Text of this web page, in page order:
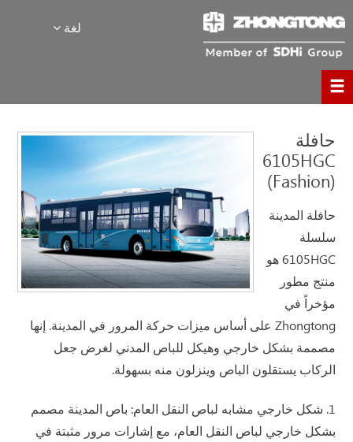
لغة
حافلة
6105HGC
(Fashion)
حافلة المدينة
سلسلة
6105HGC هو
منتج مطور
مؤخراً في
Zhongtong على أساس ميزات حركة المرور في المدينة. إنها
مصممة بشكل خارجي وهيكل للباص المدني لغرض جعل
الركاب يستقلون الباص وينزلون منه بسهولة.
1. شكل خارجي مشابه لباص النقل العام: باص المدينة مصمم
بشكل خارجي لباص النقل العام، مع إشارات مرور مثبتة في